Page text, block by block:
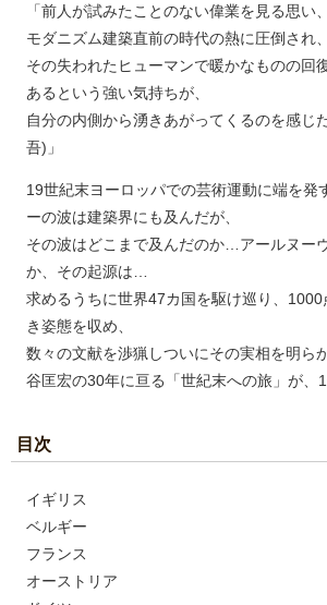
「前人が試みたことのない偉業を見る思い
モダニズム建築直前の時代の熱に圧倒され、
その失われたヒューマンで暖かなものの回
あるという強い気持ちが、
自分の内側から湧きあがってくるのを感じ
吾)」
19世紀末ヨーロッパでの芸術運動に端を発
ーの波は建築界にも及んだが、
その波はどこまで及んだのか…アールヌー
か、その起源は…
求めるうちに世界47カ国を駆け巡り、1000
き姿態を収め、
数々の文献を渉猟しついにその実相を明ら
谷匡宏の30年に亘る「世紀末への旅」が、1
目次
イギリス
ベルギー
フランス
オーストリア